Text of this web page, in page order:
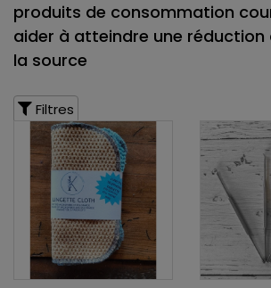
produits de consommation
aider à atteindre une réduction
la source
Filtres